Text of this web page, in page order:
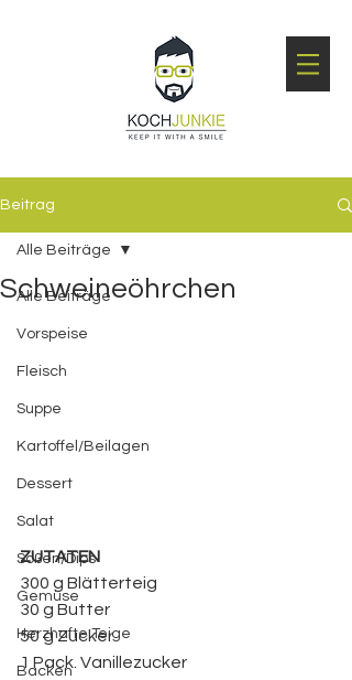
Beitrag
Alle Beiträge
Vorspeise
Fleisch
Suppe
Kartoffel/Beilagen
Dessert
Salat
Soßen/Dips
Gemüse
Herzhafte Teige
Backen
Alle Beiträge
Schweineöhrchen
ZUTATEN
300 g Blätterteig
30 g Butter
50 g Zucker
1 Pack. Vanillezucker